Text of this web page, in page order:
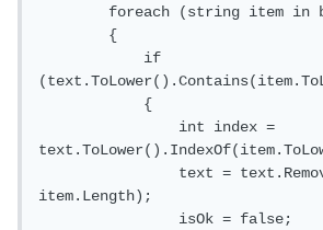
        foreach
(string item in
{
if
(text.ToLower().Contains(item.
{
int
index =
text.ToLower().IndexOf(item.
                text
= text.
item.Length);
                isOk
= false;